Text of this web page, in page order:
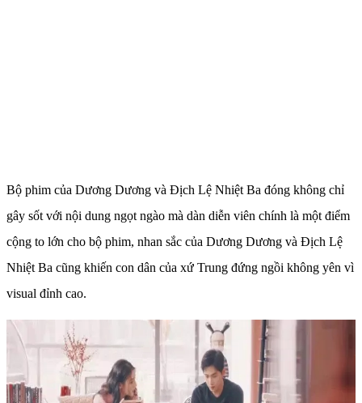
Bộ phim của Dương Dương và Địch Lệ Nhiệt Ba đóng không chỉ
gây sốt với nội dung ngọt ngào mà dàn diễn viên chính là một điểm
cộng to lớn cho bộ phim, nhan sắc của Dương Dương và Địch Lệ
Nhiệt Ba cũng khiến con dân của xứ Trung đứng ngồi không yên vì
visual đỉnh cao.